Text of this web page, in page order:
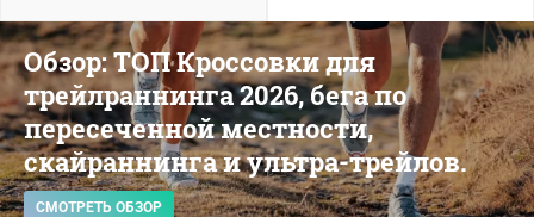
Обзор: ТОП Кроссовки для
трейлраннинга 2026, бега по
пересеченной местности,
скайраннинга и ультра-трейлов.
СМОТРЕТЬ ОБЗОР